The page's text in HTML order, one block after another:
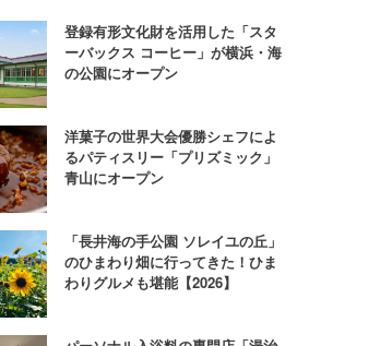
登録有形文化財を活用した「スタ
ーバックス コーヒー」が横浜・海
の公園にオープン
洋菓子の世界大会優勝シェフによ
るパティスリー「プリズミック」
青山にオープン
「長井海の手公園 ソレイユの丘」
のひまわり畑に行ってきた！ひま
わりグルメも堪能【2026】